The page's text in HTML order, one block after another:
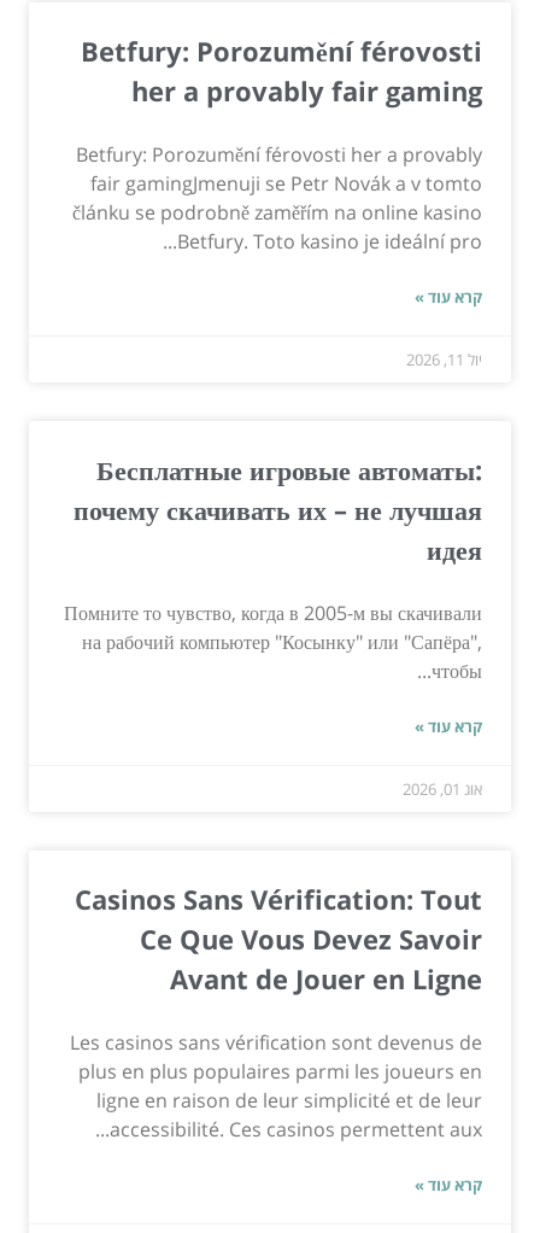
Betfury: Porozumění férovosti
her a provably fair gaming
Betfury: Porozumění férovosti her a provably
fair gamingJmenuji se Petr Novák a v tomto
článku se podrobně zaměřím na online kasino
Betfury. Toto kasino je ideální pro...
קרא עוד »
יול 11, 2026
Бесплатные игровые автоматы:
почему скачивать их – не лучшая
идея
Помните то чувство, когда в 2005-м вы скачивали
на рабочий компьютер "Косынку" или "Сапёра",
чтобы...
קרא עוד »
אוג 01, 2026
Casinos Sans Vérification: Tout
Ce Que Vous Devez Savoir
Avant de Jouer en Ligne
Les casinos sans vérification sont devenus de
plus en plus populaires parmi les joueurs en
ligne en raison de leur simplicité et de leur
accessibilité. Ces casinos permettent aux...
קרא עוד »